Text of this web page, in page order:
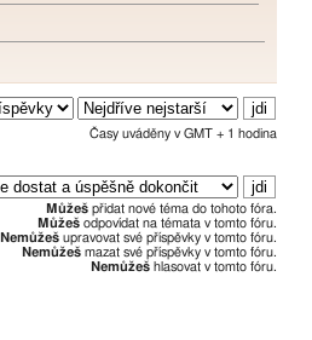
Časy uváděny v GMT + 1 hodina
Můžeš přidat nové téma do tohoto fóra.
Můžeš odpovídat na témata v tomto fóru.
Nemůžeš upravovat své příspěvky v tomto fóru.
Nemůžeš mazat své příspěvky v tomto fóru.
Nemůžeš hlasovat v tomto fóru.